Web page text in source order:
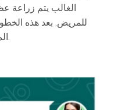
الغالب يتم زراعة
للمريض. بعد هذه
المنطقة المعالجة بعد اكتمال العملية.